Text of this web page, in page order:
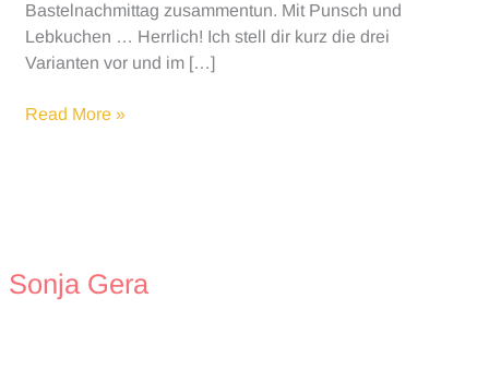
Bastelnachmittag zusammentun. Mit Punsch und
Lebkuchen … Herrlich! Ich stell dir kurz die drei
Varianten vor und im […]
Super
Read More »
Sonja Gera